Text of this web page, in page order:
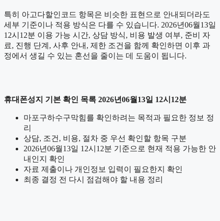
특히 아고다할인코드 항목은 비슷한 표현으로 안내되더라도
세부 기준이나 적용 방식은 다를 수 있습니다. 2026년06월13일
12시12분 이용 가능 시간, 상담 방식, 비용 발생 여부, 준비 자
료, 진행 단계, 사후 안내, 제한 조건을 함께 확인하면 이후 과
정에서 생길 수 있는 혼선을 줄이는 데 도움이 됩니다.
휴대폰성지 기본 확인 목록 2026년06월13일 12시12분
마포구하수구막힘를 확인하려는 목적과 필요한 정보 정
리
상담, 조건, 비용, 절차 중 우선 확인할 항목 구분
2026년06월13일 12시12분 기준으로 현재 적용 가능한 안
내인지 확인
자료 제출이나 개인정보 입력이 필요한지 확인
최종 결정 전 다시 점검해야 할 내용 정리